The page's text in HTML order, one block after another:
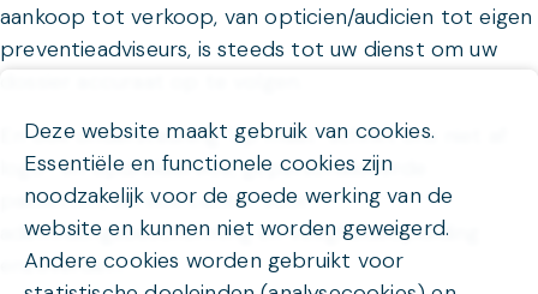
aankoop tot verkoop, van opticien/audicien tot eigen
preventieadviseurs, is steeds tot uw dienst om uw
En ook ondersteuning "op maat" schrikt ons niet af:
logo- en opdrukservice, gepersonaliseerde
pakketten, service center voor
ademhalingsbescherming en veiligheidsopleiding
enzoverder...
Deze website maakt gebruik van cookies.
Essentiële en functionele cookies zijn
noodzakelijk voor de goede werking van de
website en kunnen niet worden geweigerd.
Andere cookies worden gebruikt voor